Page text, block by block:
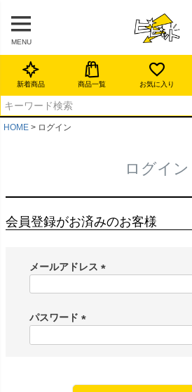
MENU
新着商品 商品一覧 お気に入り
HOME ログイン
ログイン
会員登録がお済みのお客様
メールアドレス
)
パスワード